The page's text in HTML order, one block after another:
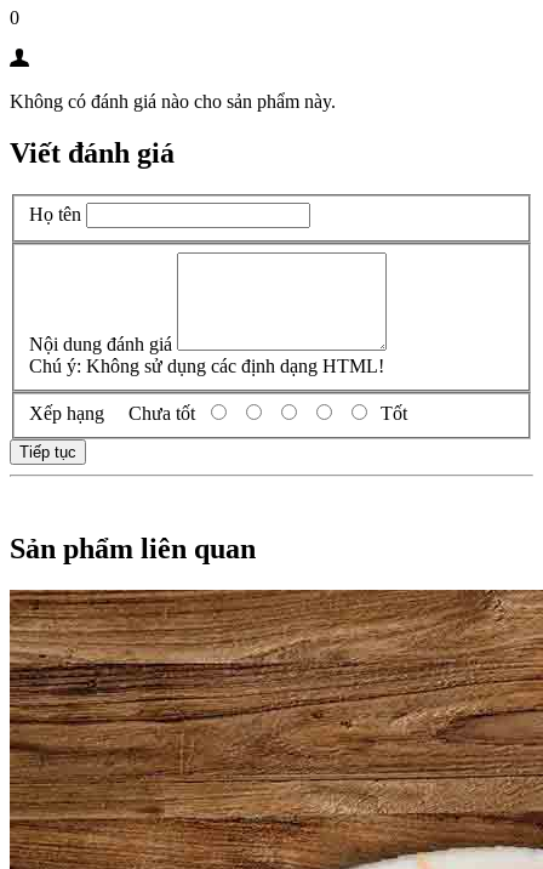
0
Không có đánh giá nào cho sản phẩm này.
Viết đánh giá
Họ tên
Nội dung đánh giá
Chú ý: Không sử dụng các định dạng HTML!
Xếp hạng Chưa tốt Tốt
Tiếp tục
Sản phẩm liên quan